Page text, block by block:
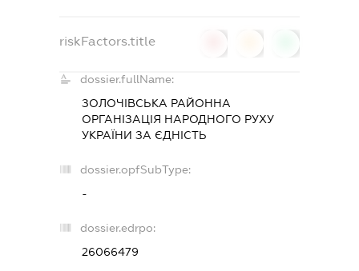
riskFactors.title
dossier.fullName:
ЗОЛОЧІВСЬКА РАЙОННА
ОРГАНІЗАЦІЯ НАРОДНОГО РУХУ
УКРАЇНИ ЗА ЄДНІСТЬ
dossier.opfSubType:
-
dossier.edrpo:
26066479